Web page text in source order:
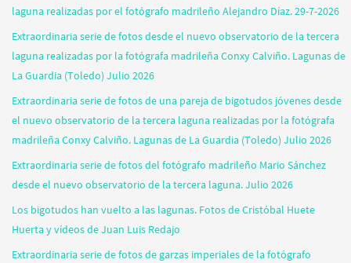
laguna realizadas por el fotógrafo madrileño Alejandro Díaz. 29-7-2026
Extraordinaria serie de fotos desde el nuevo observatorio de la tercera
laguna realizadas por la fotógrafa madrileña Conxy Calviño. Lagunas de
La Guardia (Toledo) Julio 2026
Extraordinaria serie de fotos de una pareja de bigotudos jóvenes desde
el nuevo observatorio de la tercera laguna realizadas por la fotógrafa
madrileña Conxy Calviño. Lagunas de La Guardia (Toledo) Julio 2026
Extraordinaria serie de fotos del fotógrafo madrileño Mario Sánchez
desde el nuevo observatorio de la tercera laguna. Julio 2026
Los bigotudos han vuelto a las lagunas. Fotos de Cristóbal Huete
Huerta y vídeos de Juan Luis Redajo
Extraordinaria serie de fotos de garzas imperiales de la fotógrafo